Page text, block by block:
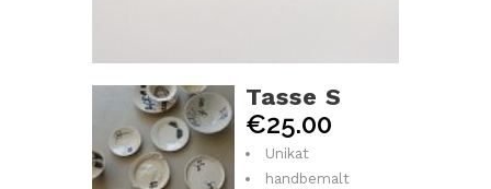
Tasse S
€25.00
Unikat
handbemalt